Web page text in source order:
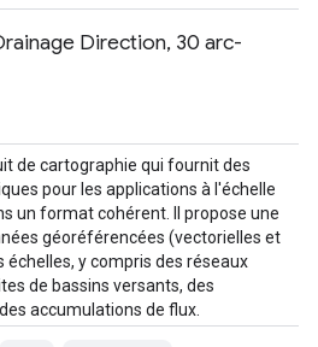
Direction, 30 arc-
de cartographie qui fournit des
pour les applications à l'échelle
un format cohérent. Il propose une
géoréférencées (vectorielles et
y compris des réseaux
de bassins versants, des
accumulations de flux.